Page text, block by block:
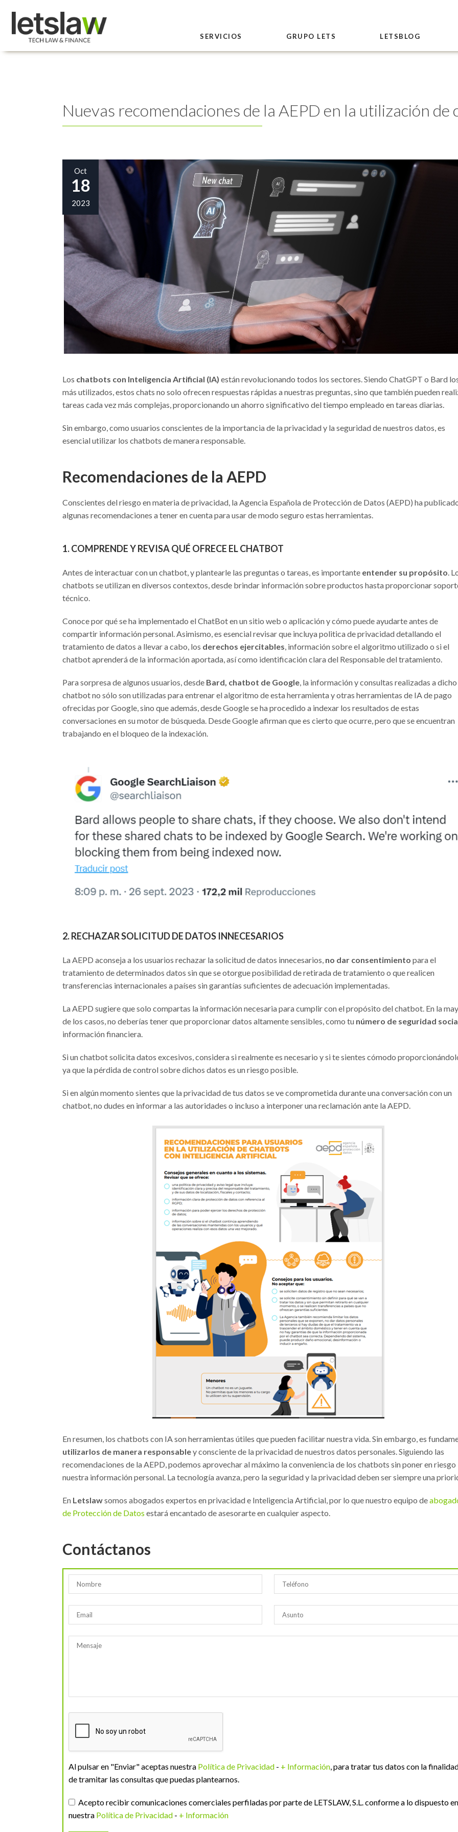
SERVICIOS GRUPO LETS LETSBLOG
Nuevas recomendaciones de la AEPD en la utilización
Oct
18
2023
Los chatbots con Inteligencia Artificial (IA) están revolucionando todos los sectores. Siendo ChatGPT o Bard
más utilizados, estos chats no solo ofrecen respuestas rápidas a nuestras preguntas, sino que también pueden
tareas cada vez más complejas, proporcionando un ahorro significativo del tiempo empleado en tareas diarias.
Sin embargo, como usuarios conscientes de la importancia de la privacidad y la seguridad de nuestros datos, es
esencial utilizar los chatbots de manera responsable.
Recomendaciones de la AEPD
Conscientes del riesgo en materia de privacidad, la Agencia Española de Protección de Datos (AEPD) ha
algunas recomendaciones a tener en cuenta para usar de modo seguro estas herramientas.
1. COMPRENDE Y REVISA QUÉ OFRECE EL CHATBOT
Antes de interactuar con un chatbot, y plantearle las preguntas o tareas, es importante entender su propósito.
chatbots se utilizan en diversos contextos, desde brindar información sobre productos hasta proporcionar
técnico.
Conoce por qué se ha implementado el ChatBot en un sitio web o aplicación y cómo puede ayudarte antes de
compartir información personal. Asimismo, es esencial revisar que incluya politica de privacidad detallando el
tratamiento de datos a llevar a cabo, los derechos ejercitables, información sobre el algoritmo utilizado o si el
chatbot aprenderá de la información aportada, así como identificación clara del Responsable del tratamiento.
Para sorpresa de algunos usuarios, desde Bard, chatbot de Google, la información y consultas realizadas a dicho
chatbot no sólo son utilizadas para entrenar el algoritmo de esta herramienta y otras herramientas de IA de pago
ofrecidas por Google, sino que además, desde Google se ha procedido a indexar los resultados de estas
conversaciones en su motor de búsqueda. Desde Google afirman que es cierto que ocurre, pero que se encuentran
trabajando en el bloqueo de la indexación.
2. RECHAZAR SOLICITUD DE DATOS INNECESARIOS
La AEPD aconseja a los usuarios rechazar la solicitud de datos innecesarios, no dar consentimiento para el
tratamiento de determinados datos sin que se otorgue posibilidad de retirada de tratamiento o que realicen
transferencias internacionales a países sin garantías suficientes de adecuación implementadas.
La AEPD sugiere que solo compartas la información necesaria para cumplir con el propósito del chatbot. En la
de los casos, no deberías tener que proporcionar datos altamente sensibles, como tu número de seguridad
información financiera.
Si un chatbot solicita datos excesivos, considera si realmente es necesario y si te sientes cómodo
ya que la pérdida de control sobre dichos datos es un riesgo posible.
Si en algún momento sientes que la privacidad de tus datos se ve comprometida durante una conversación con un
chatbot, no dudes en informar a las autoridades o incluso a interponer una reclamación ante la AEPD.
En resumen, los chatbots con IA son herramientas útiles que pueden facilitar nuestra vida. Sin embargo, es
utilizarlos de manera responsabley consciente de la privacidad de nuestros datos personales. Siguiendo las
recomendaciones de la AEPD, podemos aprovechar al máximo la conveniencia de los chatbots sin poner en riesgo
nuestra información personal. La tecnología avanza, pero la seguridad y la privacidad deben ser siempre una
En Letslawsomos abogados expertos en privacidad e Inteligencia Artificial, por lo que nuestro equipo de
de Protección de Datos estará encantado de asesorarte en cualquier aspecto.
Contáctanos
Al pulsar en "Enviar" aceptas nuestra Política de Privacidad - + Información, para tratar tus datos con la
de tramitar las consultas que puedas plantearnos.
Acepto recibir comunicaciones comerciales perfiladas por parte de LETSLAW, S.L. conforme a lo dispuesto en
nuestra Política de Privacidad - + Información